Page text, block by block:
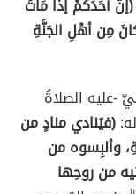
(إنَّ أحَدَكُمْ إذَا مَاتَ
مِن أهْلِ الجَنَّةِ
-عليه الصلاةُ
(فيُنادي منادٍ من
وألبِسوه من
من روحِها